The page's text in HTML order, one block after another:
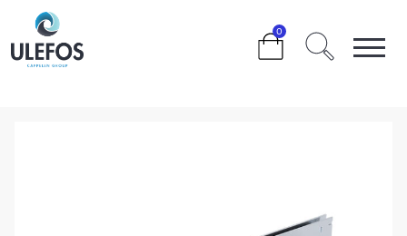
0
>>>
ULEFOS FILCOTEN TEC 100 VARMFORSINKET
SPALTETOPP